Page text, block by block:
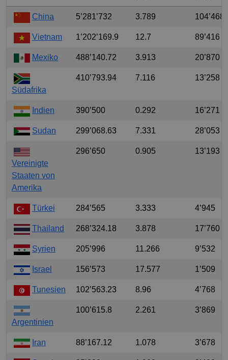
China 5’281’732 3.789 104’468
Vietnam 1’202’169.9 12.7 89’416
Mexiko 488’140.72 3.913 20’870
Südafrika
410’793.94 7.116 13’258
Indien 390’500 0.292 16’271
Sudan 299’068.63 7.331 28’053
Vereinigte
Staaten von
Amerika
296’650 0.905 13’193
Türkei 284’565 3.333 4’945
Thailand 268’324.18 3.878 17’760
Syrien 205’996 11.266 9’532
Israel 156’573 17.577 1’509
Tunesien 102’563.23 8.96 4’768
Argentinien
100’615.8 2.261 3’869
Iran 88’167.12 1.078 3’678